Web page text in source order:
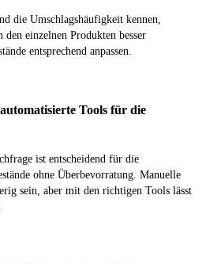
die Umschlagshäufigkeit kennen,
einzelnen Produkten besser
entsprechend anpassen.
Tools für die
ist entscheidend für die
ohne Überbevorratung. Manuelle
sein, aber mit den richtigen Tools lässt